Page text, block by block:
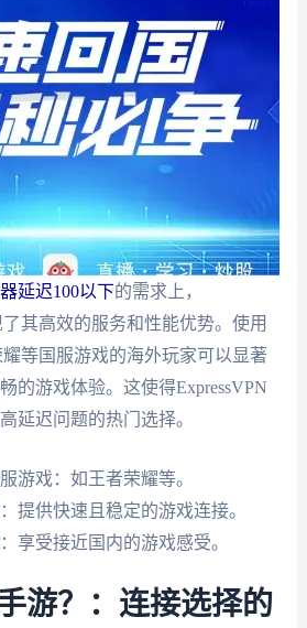
延迟100以下的需求上，
了其高效的服务和性能优势。使用
耀等国服游戏的海外玩家可以显著
的游戏体验。这使得ExpressVPN
延迟问题的热门选择。
游戏：如王者荣耀等。
提供快速且稳定的游戏连接。
享受接近国内的游戏感受。
游？：连接选择的